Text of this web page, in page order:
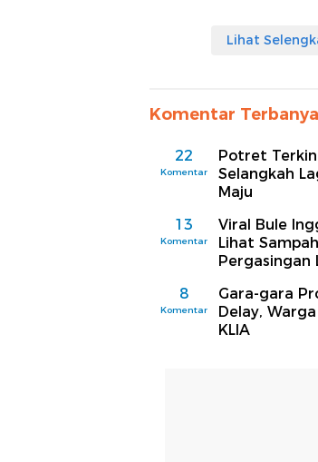
Lihat
Komentar
22
Komentar
Potret
Selangkah
Maju
13
Komentar
Viral Bule
Lihat
Pergasingan
8
Komentar
Gara-gara
Delay,
KLIA